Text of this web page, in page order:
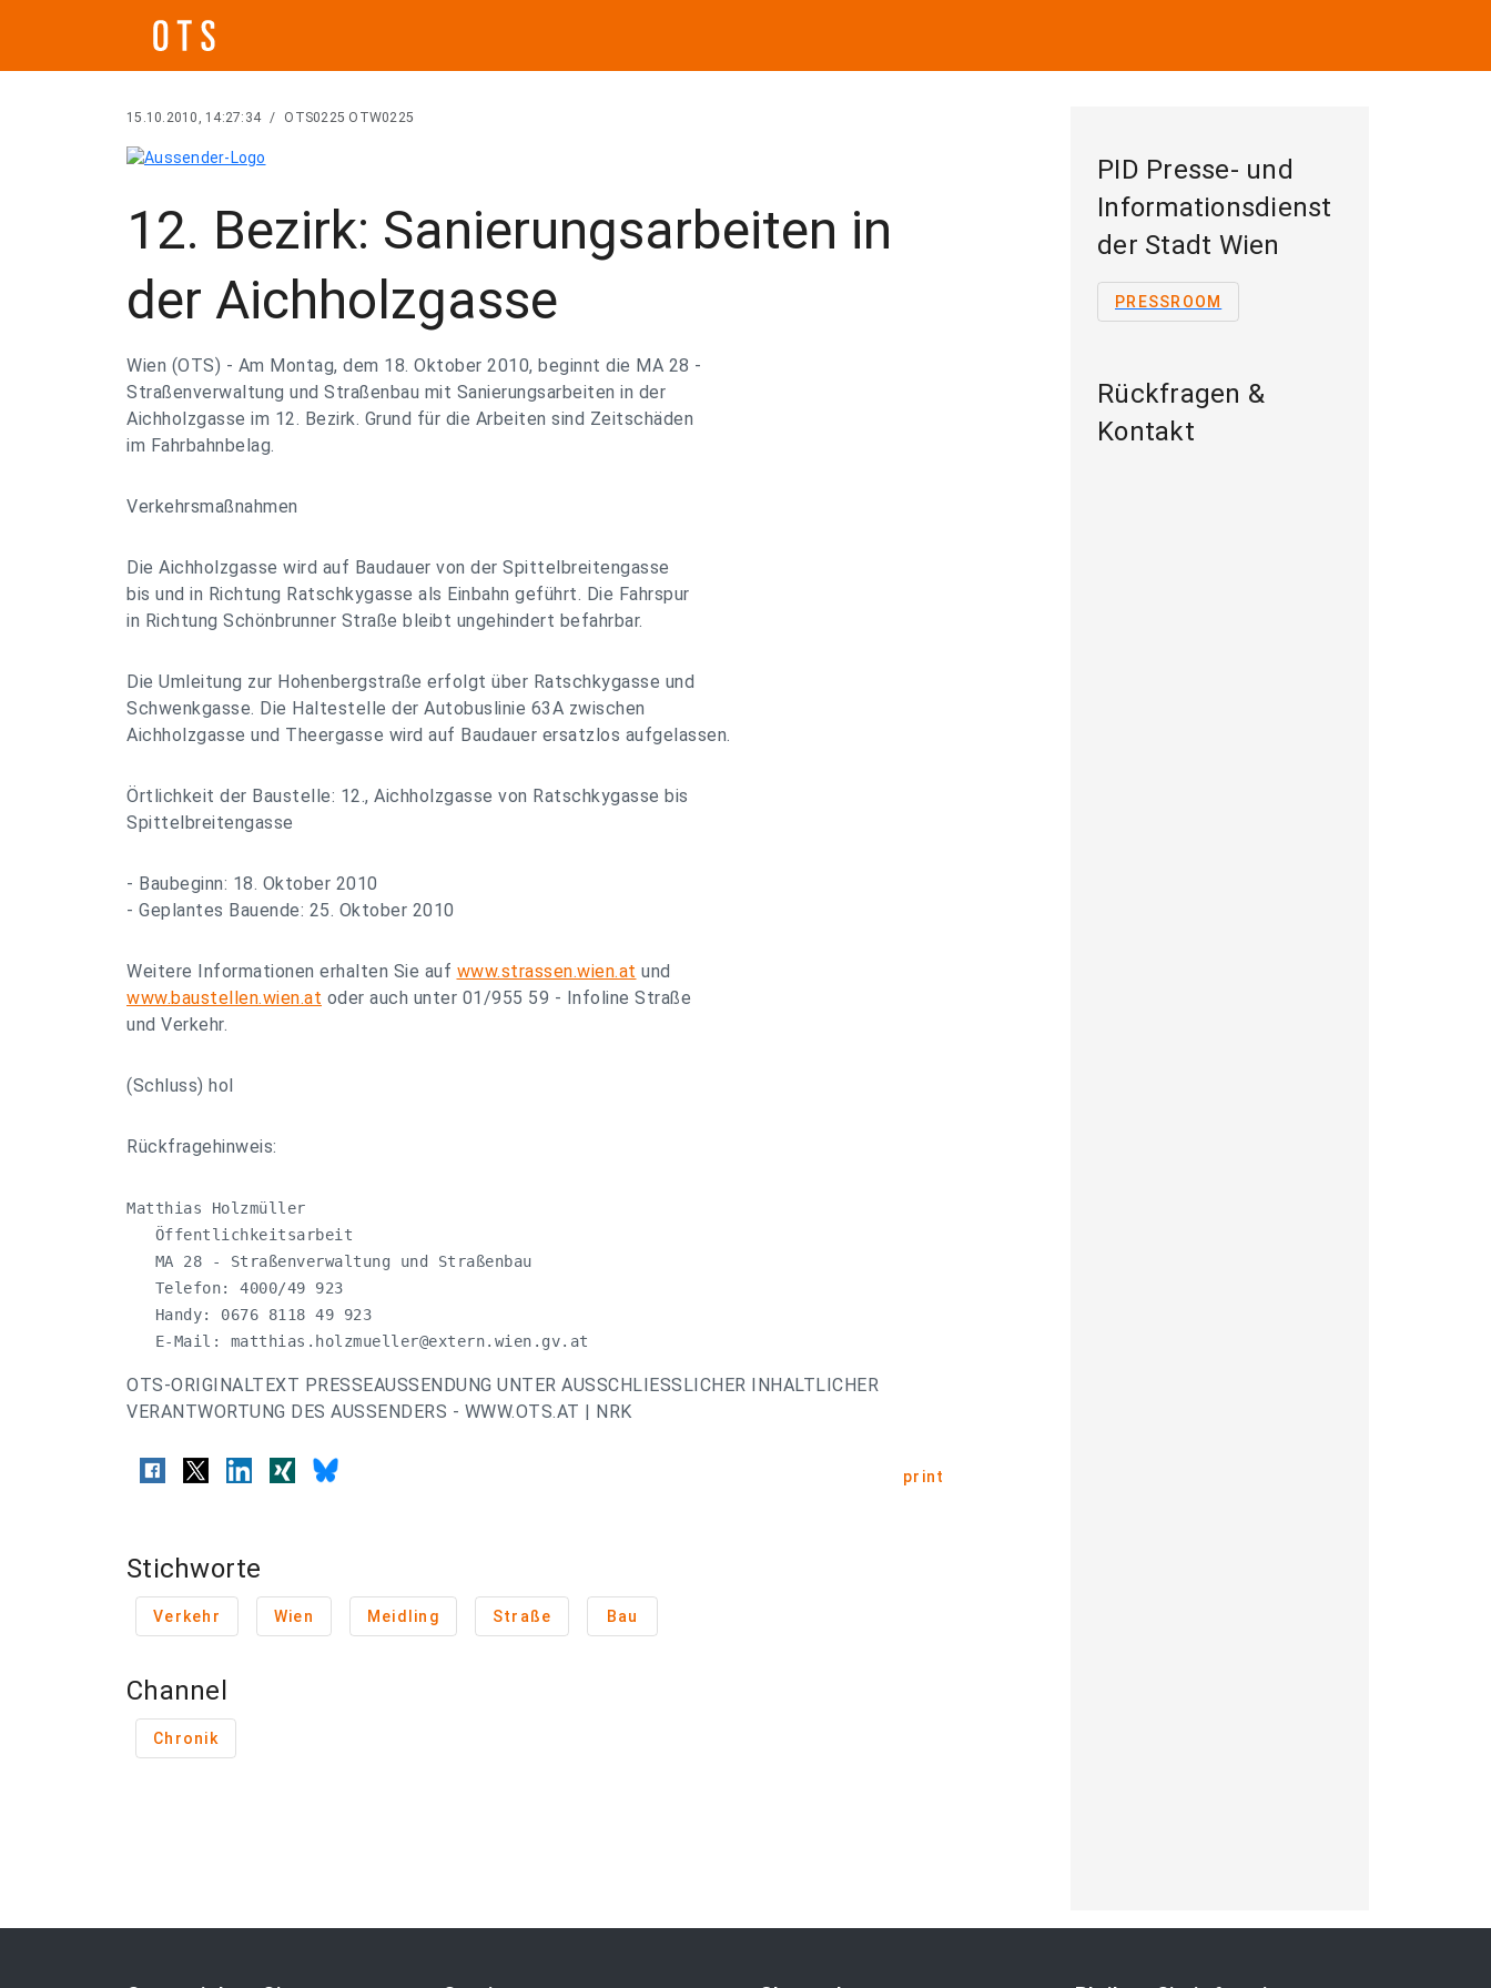
15.10.2010, 14:27:34 / OTS0225 OTW0225
12. Bezirk: Sanierungsarbeiten in
der Aichholzgasse
Wien (OTS) - Am Montag, dem 18. Oktober 2010, beginnt die MA 28 -
Straßenverwaltung und Straßenbau mit Sanierungsarbeiten in der
Aichholzgasse im 12. Bezirk. Grund für die Arbeiten sind Zeitschäden
im Fahrbahnbelag.
Verkehrsmaßnahmen
Die Aichholzgasse wird auf Baudauer von der Spittelbreitengasse
bis und in Richtung Ratschkygasse als Einbahn geführt. Die Fahrspur
in Richtung Schönbrunner Straße bleibt ungehindert befahrbar.
Die Umleitung zur Hohenbergstraße erfolgt über Ratschkygasse und
Schwenkgasse. Die Haltestelle der Autobuslinie 63A zwischen
Aichholzgasse und Theergasse wird auf Baudauer ersatzlos aufgelassen.
Örtlichkeit der Baustelle: 12., Aichholzgasse von Ratschkygasse bis
Spittelbreitengasse
- Baubeginn: 18. Oktober 2010
- Geplantes Bauende: 25. Oktober 2010
Weitere Informationen erhalten Sie auf www.strassen.wien.at und
www.baustellen.wien.at oder auch unter 01/955 59 - Infoline Straße
und Verkehr.
(Schluss) hol
Rückfragehinweis:
Matthias Holzmüller
   Öffentlichkeitsarbeit
   MA 28 - Straßenverwaltung und Straßenbau
   Telefon: 4000/49 923
   Handy: 0676 8118 49 923
   E-Mail:
matthias.holzmueller@extern.wien.gv.at
OTS-ORIGINALTEXT PRESSEAUSSENDUNG UNTER AUSSCHLIESSLICHER INHALTLICHER
VERANTWORTUNG DES AUSSENDERS - WWW.OTS.AT | NRK
print
Stichworte
Verkehr Wien Meidling Straße Bau
Channel
Chronik
PID Presse- und
Informationsdienst
der Stadt Wien
PRESSROOM
Rückfragen &
Kontakt